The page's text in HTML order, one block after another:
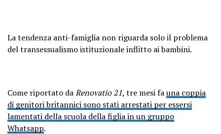
La tendenza anti-famiglia non riguarda solo il problema
del transessualismo istituzionale inflitto ai bambini.
Come riportato daRenovatio 21, tre mesi fauna coppia
di genitori britannici sono stati arrestati per essersi
lamentati della scuola della figlia in un gruppo
Whatsapp.